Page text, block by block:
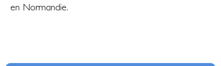
en Normandie.